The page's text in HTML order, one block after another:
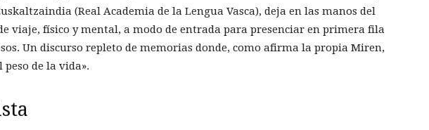
(Real Academia de la Lengua Vasca), deja en las manos del
viaje, físico y mental, a modo de entrada para presenciar en primera fila
Un discurso repleto de memorias donde, como afirma la propia Miren,
peso de la vida».